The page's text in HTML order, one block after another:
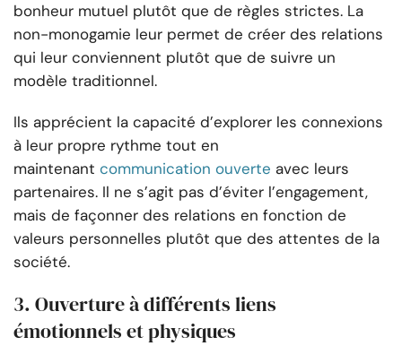
bonheur mutuel plutôt que de règles strictes. La
non-monogamie leur permet de créer des relations
qui leur conviennent plutôt que de suivre un
modèle traditionnel.
Ils apprécient la capacité d’explorer les connexions
à leur propre rythme tout en
maintenant communication ouverte avec leurs
partenaires. Il ne s’agit pas d’éviter l’engagement,
mais de façonner des relations en fonction de
valeurs personnelles plutôt que des attentes de la
société.
3. Ouverture à différents liens
émotionnels et physiques